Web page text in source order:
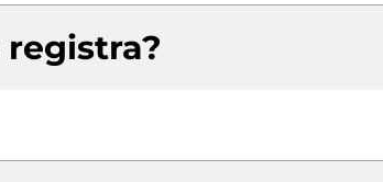
registra?